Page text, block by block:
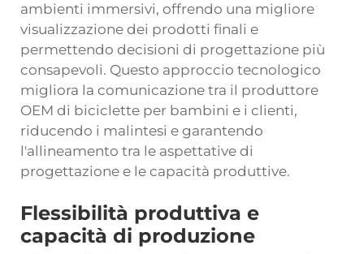
ambienti immersivi, offrendo una migliore
visualizzazione dei prodotti finali e
permettendo decisioni di progettazione più
consapevoli. Questo approccio tecnologico
migliora la comunicazione tra il produttore
OEM di biciclette per bambini e i clienti,
riducendo i malintesi e garantendo
l'allineamento tra le aspettative di
progettazione e le capacità produttive.
Flessibilità produttiva e
capacità di produzione